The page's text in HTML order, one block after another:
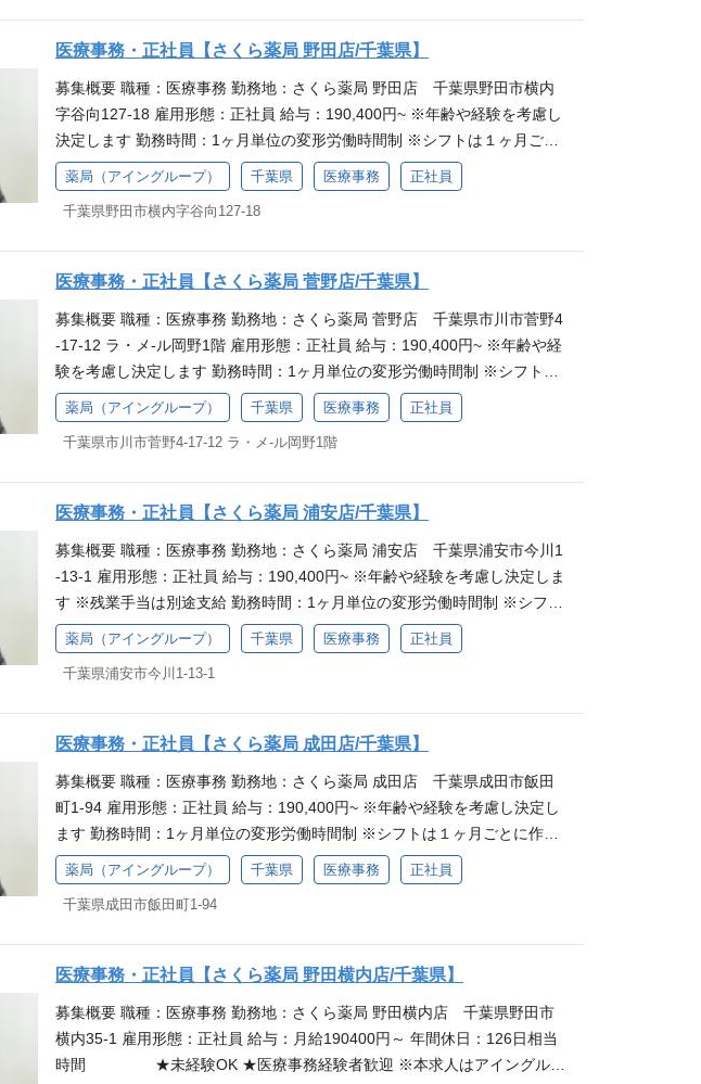
象とした独自の教育制度があり、スキルや職責に応じた階層別研修を受け
られることが魅力です。必修と選択研修を組み合わせてスキルアップに励
募を歓迎しています。 子育てへの職場理解も魅力 さくら薬局は子育て支援
が充実しており、育児による短時間勤務ができるほか、女性の産休・育休
取得率は100％の実績があります。企業全体で取り組んでいる事柄のた
め、職場理解が得られやすく、お子さまの体調不良などによる急なお休み
ック、ジェネリック医薬品・お薬手帳のご案内、薬剤師の業務フォロー
（調剤補助等）、消耗品やOTC医薬品（一般用医薬品）の在庫管理・発注
などをお願いします。最初は研修からスタートするので、安心感を持って
始めていただける職場です。 研修でしっかり学べる職場 さくら薬局では入
社時研修をご用意しており、業務の基礎からしっかり学べる環境があるの
で、安心感を持って始められるのが魅力です。業務中も先輩が丁寧にフォ
ローするので、分からないことがあっても聞きやすく、働きやすい環境が
整っています。薬局でのお仕事を通して、地域に貢献したい方を歓迎しま
す。 働きながらスキルアップ◎ さくら薬局には、正社員として働く方を対
象とした独自の教育制度があり、スキルや職責に応じた階層別研修を受け
むことができるので、働きながら知識を身につけたいという方からのご応
募を歓迎しています。 子育てへの職場理解も魅力 さくら薬局は子育て支援
が充実しており、育児による短時間勤務ができるほか、女性の産休・育休
取得率は100％の実績があります。企業全体で取り組んでいる事柄のた
医療事務・正社員【さくら薬局 野田店/千葉県】
募集概要 職種：医療事務 勤務地：さくら薬局 野田店 千葉県野田市横内
字谷向127-18 雇用形態：正社員 給与：190,400円~ ※年齢や経験を考慮し
決定します 勤務時間：1ヶ月単位の変形労働時間制 ※シフトは１ヶ月ごと
に作成 年間休日：126日相当時間 ★未経験OK ★医療事務経験者歓迎 ※本
求人はアイングループのグループ会社「さくら薬局グループ」の募集で
す。給与・待遇等はアイングループ本体とは異なります。 仕事内容 医療事
ック、ジェネリック医薬品・お薬手帳のご案内、薬剤師の業務フォロー
（調剤補助等）、消耗品やOTC医薬品（一般用医薬品）の在庫管理・発注
などをお願いします。最初は研修からスタートするので、安心感を持って
始めていただける職場です。 研修でしっかり学べる職場 さくら薬局では入
社時研修をご用意しており、業務の基礎からしっかり学べる環境があるの
で、安心感を持って始められるのが魅力です。業務中も先輩が丁寧にフォ
ローするので、分からないことがあっても聞きやすく、働きやすい環境が
整っています。薬局でのお仕事を通して、地域に貢献したい方を歓迎しま
す。 働きながらスキルアップ◎ さくら薬局には、正社員として働く方を対
象とした独自の教育制度があり、スキルや職責に応じた階層別研修を受け
むことができるので、働きながら知識を身につけたいという方からのご応
募を歓迎しています。 子育てへの職場理解も魅力 さくら薬局は子育て支援
が充実しており、育児による短時間勤務ができるほか、女性の産休・育休
取得率は100％の実績があります。企業全体で取り組んでいる事柄のた
薬局（アイングループ） 千葉県 医療事務 正社員
千葉県野田市横内字谷向127-18
医療事務・正社員【さくら薬局 菅野店/千葉県】
募集概要 職種：医療事務 勤務地：さくら薬局 菅野店 千葉県市川市菅野4
-17-12 ラ・メ-ル岡野1階 雇用形態：正社員 給与：190,400円~ ※年齢や経
験を考慮し決定します 勤務時間：1ヶ月単位の変形労働時間制 ※シフトは
１ヶ月ごとに作成 年間休日：126日相当時間 ★未経験OK ★医療事務経験
者歓迎 ※本求人はアイングループのグループ会社「さくら薬局グループ」
の募集です。給与・待遇等はアイングループ本体とは異なります。 仕事内
力・チェック、ジェネリック医薬品・お薬手帳のご案内、薬剤師の業務フ
ォロー（調剤補助等）、消耗品やOTC医薬品（一般用医薬品）の在庫管
理・発注などをお願いします。最初は研修からスタートするので、安心感
を持って始めていただける職場です。 研修でしっかり学べる職場 さくら薬
局では入社時研修をご用意しており、業務の基礎からしっかり学べる環境
があるので、安心感を持って始められるのが魅力です。業務中も先輩が丁
寧にフォローするので、分からないことがあっても聞きやすく、働きやす
い環境が整っています。薬局でのお仕事を通して、地域に貢献したい方を
歓迎します 働きながらスキルアップ◎ さくら薬局には、正社員として働く
方を対象とした独自の教育制度があり、スキルや職責に応じた階層別研修
プに励むことができるので、働きながら知識を身につけたいという方から
のご応募を歓迎しています。 子育てへの職場理解も魅力 さくら薬局は子育
て支援が充実しており、育児による短時間勤務ができるほか、女性の産
休・育休取得率は100％の実績があります。企業全体で取り組んでいる事
薬局（アイングループ） 千葉県 医療事務 正社員
千葉県市川市菅野4-17-12 ラ・メ-ル岡野1階
医療事務・正社員【さくら薬局 浦安店/千葉県】
募集概要 職種：医療事務 勤務地：さくら薬局 浦安店 千葉県浦安市今川1
-13-1 雇用形態：正社員 給与：190,400円~ ※年齢や経験を考慮し決定しま
す ※残業手当は別途支給 勤務時間：1ヶ月単位の変形労働時間制 ※シフト
は１ヶ月ごとに作成 休日：公休126日（2023年度実績） ★未経験OK ★医
療事務経験者歓迎 ※本求人はアイングループのグループ会社「さくら薬局
グループ」の募集です。給与・待遇等はアイングループ本体とは異なりま
の受付・入力・チェック、ジェネリック医薬品・お薬手帳のご案内、薬剤
師の業務フォロー（調剤補助等）、消耗品やOTC医薬品（一般用医薬品）
の在庫管理・発注などをお願いします。最初は研修からスタートするの
で、安心感を持って始めていただける職場です。 研修でしっかり学べる職
場 さくら薬局では入社時研修をご用意しており、業務の基礎からしっかり
学べる環境があるので、安心感を持って始められるのが魅力です。業務中
も先輩が丁寧にフォローするので、分からないことがあっても聞きやす
く、働きやすい環境が整っています。薬局でのお仕事を通して、地域に貢
献したい方を歓迎します。 働きながらスキルアップ◎ さくら薬局には、正
社員として働く方を対象とした独自の教育制度があり、スキルや職責に応
せてスキルアップに励むことができるので、働きながら知識を身につけた
いという方からのご応募を歓迎しています。 子育てへの職場理解も魅力 さ
くら薬局は子育て支援が充実しており、育児による短時間勤務ができるほ
薬局（アイングループ） 千葉県 医療事務 正社員
千葉県浦安市今川1-13-1
医療事務・正社員【さくら薬局 成田店/千葉県】
募集概要 職種：医療事務 勤務地：さくら薬局 成田店 千葉県成田市飯田
町1-94 雇用形態：正社員 給与：190,400円~ ※年齢や経験を考慮し決定し
ます 勤務時間：1ヶ月単位の変形労働時間制 ※シフトは１ヶ月ごとに作成
年間休日：126日相当時間 ★未経験OK ★医療事務経験者歓迎 ※本求人は
アイングループのグループ会社「さくら薬局グループ」の募集です。給
与・待遇等はアイングループ本体とは異なります。 仕事内容 医療事務スタ
ジェネリック医薬品・お薬手帳のご案内、薬剤師の業務フォロー（調剤補
助等）、消耗品やOTC医薬品（一般用医薬品）の在庫管理・発注などをお
願いします。最初は研修からスタートするので、安心感を持って始めてい
ただける職場です。 研修でしっかり学べる職場 さくら薬局では入社時研修
をご用意しており、業務の基礎からしっかり学べる環境があるので、安心
薬局（アイングループ） 千葉県 医療事務 正社員
千葉県成田市飯田町1-94
医療事務・正社員【さくら薬局 野田横内店/千葉県】
募集概要 職種：医療事務 勤務地：さくら薬局 野田横内店 千葉県野田市
横内35-1 雇用形態：正社員 給与：月給190400円～ 年間休日：126日相当
時間 ★未経験OK ★医療事務経験者歓迎 ※本求人はアイングルー